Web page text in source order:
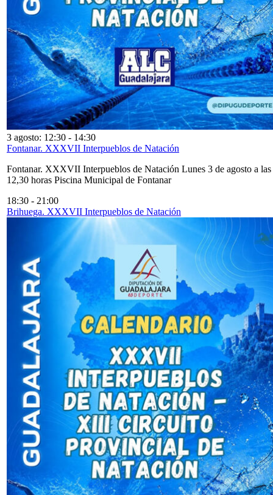
3 agosto: 12:30 - 14:30
Fontanar. XXXVII Interpueblos de Natación
Fontanar. XXXVII Interpueblos de Natación Lunes 3 de agosto a las
12,30 horas Piscina Municipal de Fontanar
18:30 - 21:00
Brihuega. XXXVII Interpueblos de Natación